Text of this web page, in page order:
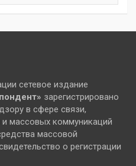
сетевое издание
зарегистрировано
в сфере связи,
массовых коммуникаций
массовой
о регистрации